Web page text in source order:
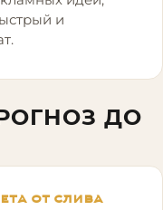
и
ДО
от слива